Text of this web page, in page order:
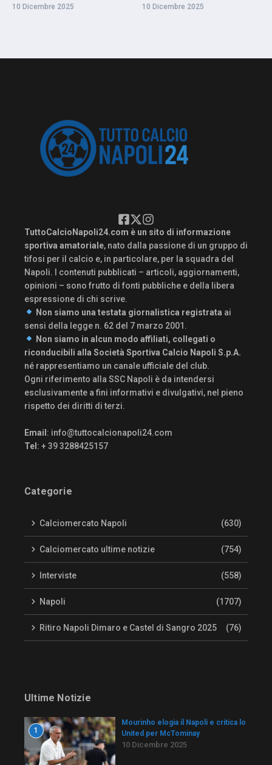
10 Dicembre 2025 10 Dicembre 2025
TuttoCalcioNapoli24.com è un sito di informazione
sportiva amatoriale, nato dalla passione di un gruppo di
tifosi per il calcio e, in particolare, per la squadra del
Napoli. I contenuti pubblicati – articoli, aggiornamenti,
opinioni – sono frutto di fonti pubbliche e della libera
espressione di chi scrive.
Non siamo una testata giornalistica registrata ai
sensi della legge n. 62 del 7 marzo 2001.
Non siamo in alcun modo affiliati, collegati o
riconducibili alla Società Sportiva Calcio Napoli S.p.A.
né rappresentiamo un canale ufficiale del club.
Ogni riferimento alla SSC Napoli è da intendersi
esclusivamente a fini informativi e divulgativi, nel pieno
rispetto dei diritti di terzi.
Email : info@tuttocalcionapoli24.com
Tel : + 39 3288425157
Categorie
Calciomercato Napoli (630)
Calciomercato ultime notizie (754)
Interviste (558)
Napoli (1707)
Ritiro Napoli Dimaro e Castel di Sangro 2025 (76)
Ultime Notizie
1
Mourinho elogia il Napoli e critica lo
United per McTominay
10 Dicembre 2025